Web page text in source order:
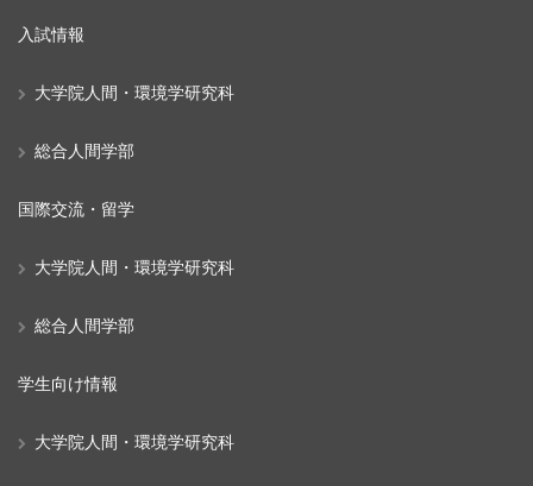
入試情報
大学院人間・環境学研究科
総合人間学部
国際交流・留学
大学院人間・環境学研究科
総合人間学部
学生向け情報
大学院人間・環境学研究科